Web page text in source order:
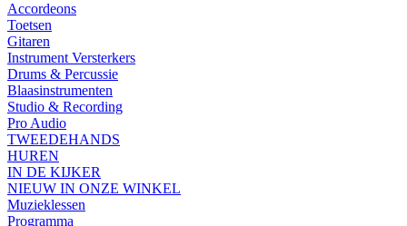
Accordeons
Toetsen
Gitaren
Instrument Versterkers
Drums & Percussie
Blaasinstrumenten
Studio & Recording
Pro Audio
TWEEDEHANDS
HUREN
IN DE KIJKER
NIEUW IN ONZE WINKEL
Muzieklessen
Programma